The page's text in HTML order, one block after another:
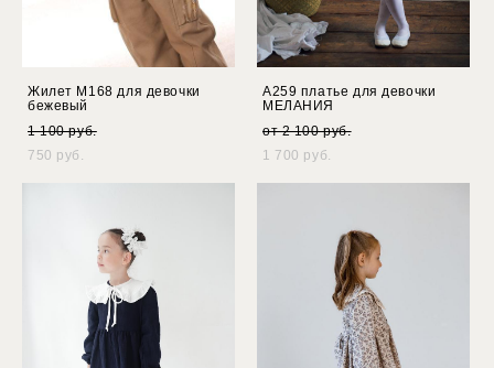
Жилет М168 для девочки
бежевый
1 100 pуб.
750 pуб.
А259 платье для девочки
МЕЛАНИЯ
от 2 100 pуб.
1 700 pуб.